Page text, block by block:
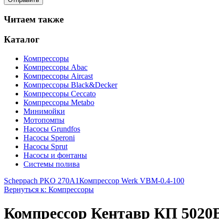
Читаем также
Каталог
Компрессоры
Компрессоры Abac
Компрессоры Aircast
Компрессоры Black&Decker
Компрессоры Ceccato
Компрессоры Metabo
Минимойки
Мотопомпы
Насосы Grundfos
Насосы Speroni
Насосы Sprut
Насосы и фонтаны
Системы полива
Scheppach PKO 270A1Компрессор Werk VBM-0.4-100
Вернуться к: Компрессоры
Компрессор Кентавр КП